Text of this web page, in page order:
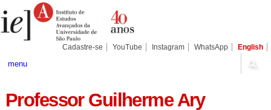
para
conteúdo.
Pessoais
Cadastre-se YouTube Instagram WhatsApp English
menu
Professor Guilherme Ary